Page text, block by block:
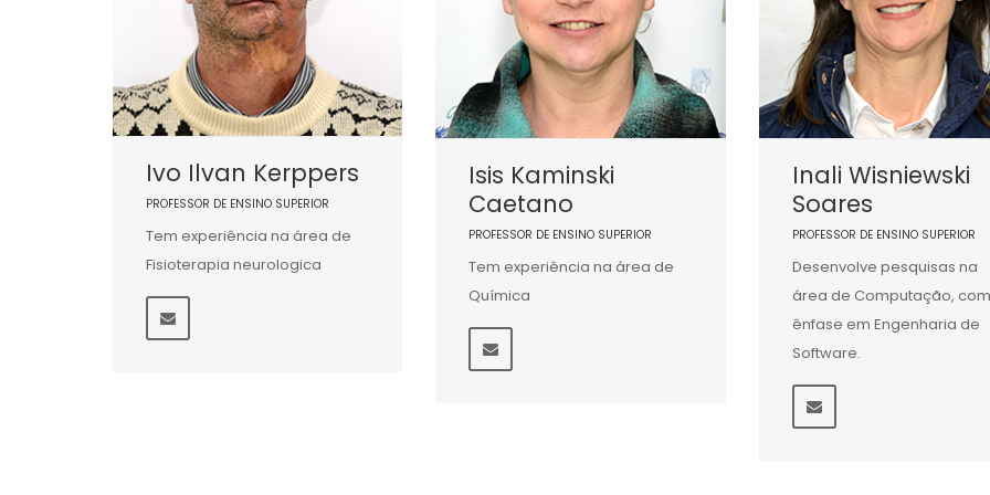
Ivo Ilvan Kerppers
PROFESSOR DE ENSINO SUPERIOR
Tem experiência na área de
Fisioterapia neurologica
Isis Kaminski
Caetano
PROFESSOR DE ENSINO SUPERIOR
Tem experiência na área de
Química
Inali Wisniewski
Soares
PROFESSOR DE ENSINO SUPERIOR
Desenvolve pesquisas na
área de Computação, com
ênfase em Engenharia de
Software.